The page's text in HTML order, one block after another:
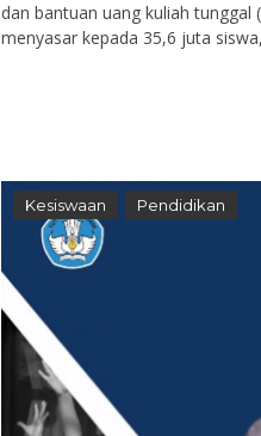
dan bantuan uang kuliah
menyasar kepada 35,6 juta
Kesiswaan Pendidikan